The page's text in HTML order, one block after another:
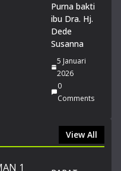
Purna bakti
ibu Dra. Hj.
Dede
Susanna
5 Januari
2026
0
Comments
View All